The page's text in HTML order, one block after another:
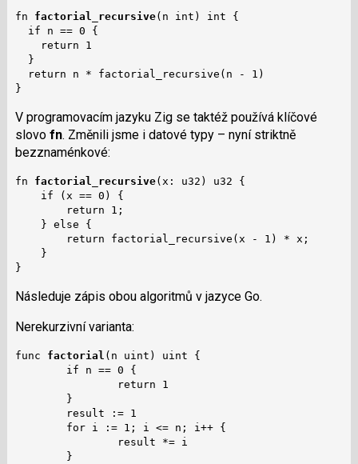
fn factorial_recursive(n int) int {
  if n == 0 {
    return 1
  }
  return n * factorial_recursive(n - 1)
}
V programovacím jazyku Zig se taktéž používá klíčové
slovo fn. Změnili jsme i datové typy – nyní striktně
bezznaménkové:
fn factorial_recursive(x: u32) u32 {
    if (x == 0) {
        return 1;
    } else {
        return factorial_recursive(x - 1) * x;
    }
}
Následuje zápis obou algoritmů v jazyce Go.
Nerekurzivní varianta:
func factorial (n uint) uint {
        if n == 0 {
                return 1
        }
        result := 1
        for i := 1; i <= n; i++ {
                result *= i
        }